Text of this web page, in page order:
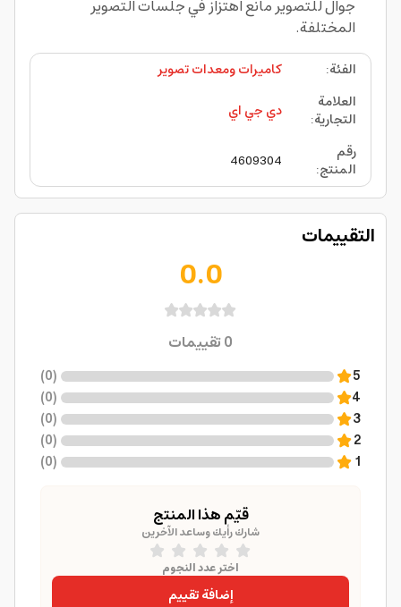
جوال للتصوير مانع اهتزاز في جلسات التصوير
المختلفة.
الفئة:
كاميرات ومعدات تصوير
العلامة
التجارية:
دي جي اي
رقم
المنتج:
4609304
التقييمات
0.0
0تقييمات
5
(
0
)
4
(
0
)
3
(
0
)
2
(
0
)
1
(
0
)
قيّم هذا المنتج
شارك رأيك وساعد الآخرين
اختر عدد النجوم
إضافة تقييم